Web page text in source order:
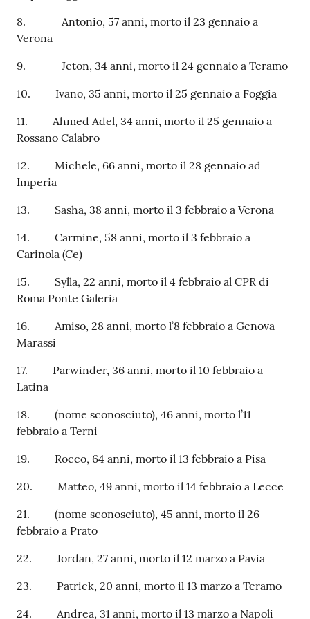
8. Antonio, 57 anni, morto il 23 gennaio a
Verona
9. Jeton, 34 anni, morto il 24 gennaio a Teramo
10. Ivano, 35 anni, morto il 25 gennaio a Foggia
11. Ahmed Adel, 34 anni, morto il 25 gennaio a
Rossano Calabro
12. Michele, 66 anni, morto il 28 gennaio ad
Imperia
13. Sasha, 38 anni, morto il 3 febbraio a Verona
14. Carmine, 58 anni, morto il 3 febbraio a
Carinola (Ce)
15. Sylla, 22 anni, morto il 4 febbraio al CPR di
Roma Ponte Galeria
16. Amiso, 28 anni, morto l’8 febbraio a Genova
Marassi
17. Parwinder, 36 anni, morto il 10 febbraio a
Latina
18. (nome sconosciuto), 46 anni, morto l’11
febbraio a Terni
19. Rocco, 64 anni, morto il 13 febbraio a Pisa
20. Matteo, 49 anni, morto il 14 febbraio a Lecce
21. (nome sconosciuto), 45 anni, morto il 26
febbraio a Prato
22. Jordan, 27 anni, morto il 12 marzo a Pavia
23. Patrick, 20 anni, morto il 13 marzo a Teramo
24. Andrea, 31 anni, morto il 13 marzo a Napoli